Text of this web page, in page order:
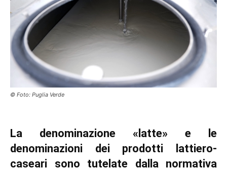
© Foto: Puglia Verde
La denominazione «latte» e le
denominazioni dei prodotti lattiero-
caseari sono tutelate dalla normativa